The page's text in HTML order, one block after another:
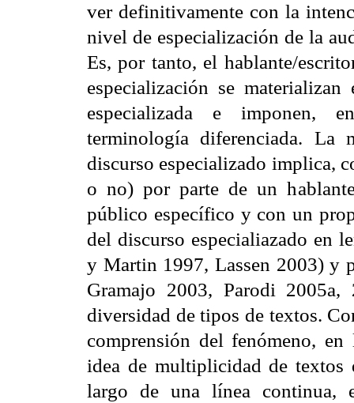
ver definitivamente con la
nivel de especialización de la
Es, por tanto, el hablante/
especialización se
especializada e imponen,
terminología diferenciada. La
discurso especializado implica,
o no) por parte de un
público específico y con un
del discurso especialiazado en
y Martin 1997, Lassen 2003) y
Gramajo 2003, Parodi
diversidad de tipos de textos.
comprensión del fenómeno,
idea de multiplicidad de textos
largo de una línea continua,